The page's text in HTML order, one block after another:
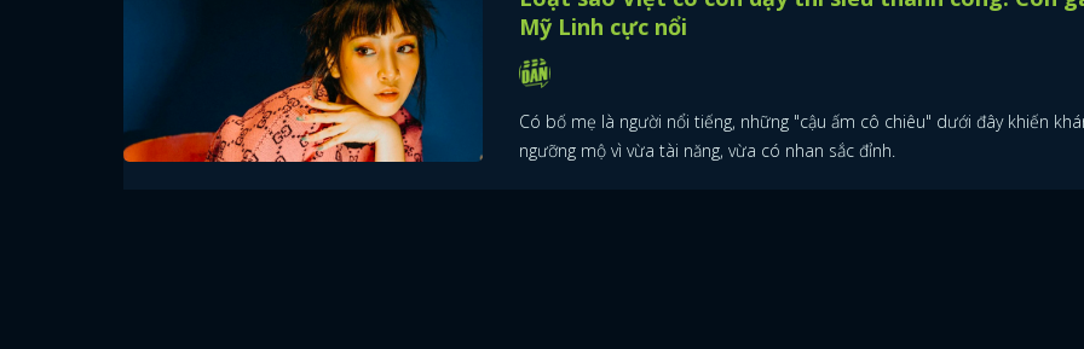
Mỹ Linh cực nổi
Có bố mẹ là người nổi tiếng, những "cậu ấm cô chiêu" dưới đây khiến
ngưỡng mộ vì vừa tài năng, vừa có nhan sắc đỉnh.